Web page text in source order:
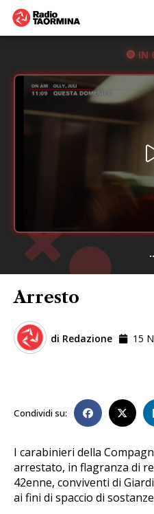
IN
Arresto
di Redazione 15
Condividi su:
I carabinieri della
arrestato, in flagranza di
42enne, conviventi di
ai fini di spaccio di